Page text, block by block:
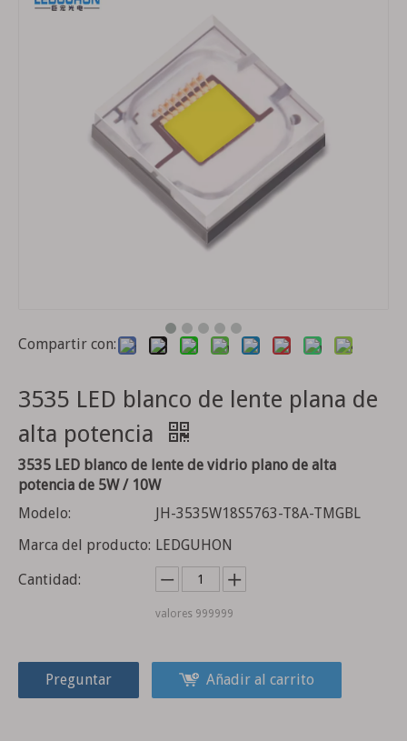
Ceramic 2016 Monocromio RGB 3W Alta potencia Ultra High Brillo Piscina Fuente de luz de luz Fuente de luz especial
Fabricantes al por mayor 5050 cuentas de luz de belleza médica cuentas de luz de terapia de belleza terapia de luz de belleza médica 5050 tríada una lámpara de cuentas Cuentas de lámpara LED de escenario de alta potencia 7070 RGB 3 en 1
Cuentas de lámpara LED de etapa de alta potencia 7070 30W
Compartir con:
3535 LED blanco de lente plana de
alta potencia
3535 LED blanco de lente de vidrio plano de alta
potencia de 5W / 10W
Modelo:
JH-3535W18S5763-T8A-TMGBL
Marca del producto: LEDGUHON
Cantidad:
valores 999999
Preguntar Añadir al carrito